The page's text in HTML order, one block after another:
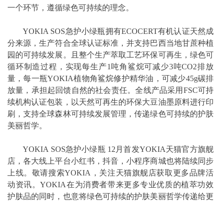
一个环节，遵循绿色可持续的理念。
YOKIA SOS急护小绿瓶拥有ECOCERT有机认证天然成
分来源，生产符合全球认证标准，并支持巴西当地甘蔗种植
园的可持续发展。且整个生产萃取工艺环保可再生，绿色可
循环制造过程，实现每生产1吨角鲨烷可减少3吨CO2排放
量，每一瓶YOKIA植物角鲨烷修护精华油，可减少45g碳排
放量，承担起回馈自然的社会责任。全线产品采用FSC可持
续机构认证包装，以天然可再生的环保大豆油墨原料进行印
刷，支持全球森林可持续发展管理，传递绿色可持续的护肤
美丽哲学。
YOKIA SOS急护小绿瓶 12月首发YOKIA天猫官方旗舰
店，各大线上平台小红书，抖音，小程序商城也将陆续同步
上线。敬请搜索YOKIA，关注天猫旗舰店获取更多品牌活
动资讯。YOKIA在为消费者带来更多专业优质的植萃功效
护肤品的同时，也意将绿色可持续的护肤美丽哲学传递给更